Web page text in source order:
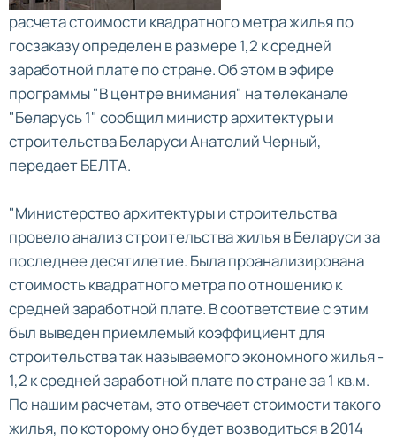
расчета стоимости квадратного метра жилья по
госзаказу определен в размере 1,2 к средней
заработной плате по стране. Об этом в эфире
программы "В центре внимания" на телеканале
"Беларусь 1" сообщил министр архитектуры и
строительства Беларуси Анатолий Черный,
передает БЕЛТА.
"Министерство архитектуры и строительства
провело анализ строительства жилья в Беларуси за
последнее десятилетие. Была проанализирована
стоимость квадратного метра по отношению к
средней заработной плате. В соответствие с этим
был выведен приемлемый коэффициент для
строительства так называемого экономного жилья -
1,2 к средней заработной плате по стране за 1 кв.м.
По нашим расчетам, это отвечает стоимости такого
жилья, по которому оно будет возводиться в 2014